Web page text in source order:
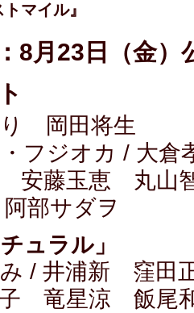
マイル』
8月23日（金）
岡田将生
・フジオカ / 大
安藤玉恵 丸山
部サダヲ
ュラル」
/ 井浦新 窪田
子 竜星涼 飯尾